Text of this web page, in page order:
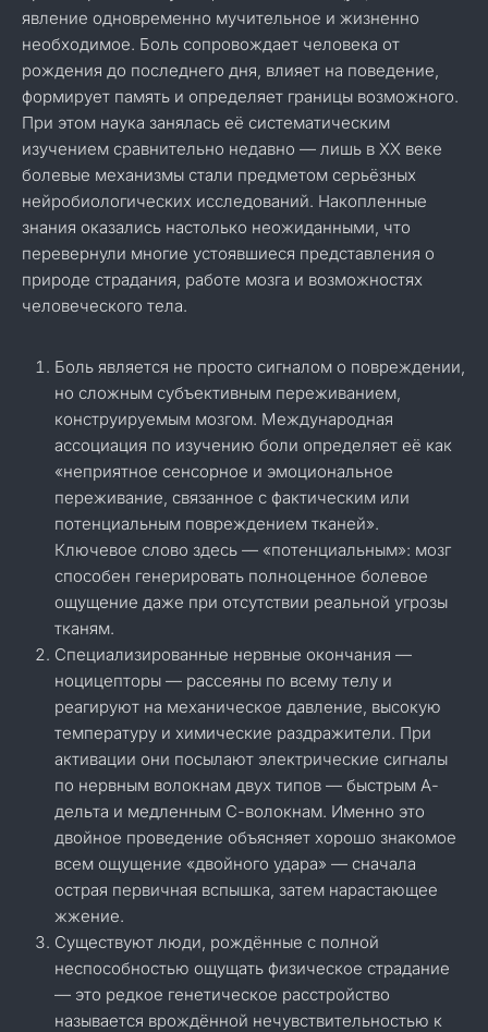
явление одновременно мучительное и жизненно
необходимое. Боль сопровождает человека от
рождения до последнего дня, влияет на поведение,
формирует память и определяет границы возможного.
При этом наука занялась её систематическим
изучением сравнительно недавно — лишь в XX веке
болевые механизмы стали предметом серьёзных
нейробиологических исследований. Накопленные
знания оказались настолько неожиданными, что
перевернули многие устоявшиеся представления о
природе страдания, работе мозга и возможностях
человеческого тела.
Боль является не просто сигналом о повреждении,
но сложным субъективным переживанием,
конструируемым мозгом. Международная
ассоциация по изучению боли определяет её как
«неприятное сенсорное и эмоциональное
переживание, связанное с фактическим или
потенциальным повреждением тканей».
Ключевое слово здесь — «потенциальным»: мозг
способен генерировать полноценное болевое
ощущение даже при отсутствии реальной угрозы
тканям.
Специализированные нервные окончания —
ноцицепторы — рассеяны по всему телу и
реагируют на механическое давление, высокую
температуру и химические раздражители. При
активации они посылают электрические сигналы
по нервным волокнам двух типов — быстрым А-
дельта и медленным С-волокнам. Именно это
двойное проведение объясняет хорошо знакомое
всем ощущение «двойного удара» — сначала
острая первичная вспышка, затем нарастающее
жжение.
Существуют люди, рождённые с полной
неспособностью ощущать физическое страдание
— это редкое генетическое расстройство
называется врождённой нечувствительностью к